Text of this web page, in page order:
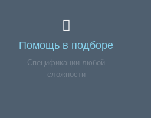
Помощь в подборе
Спецификации любой
сложности